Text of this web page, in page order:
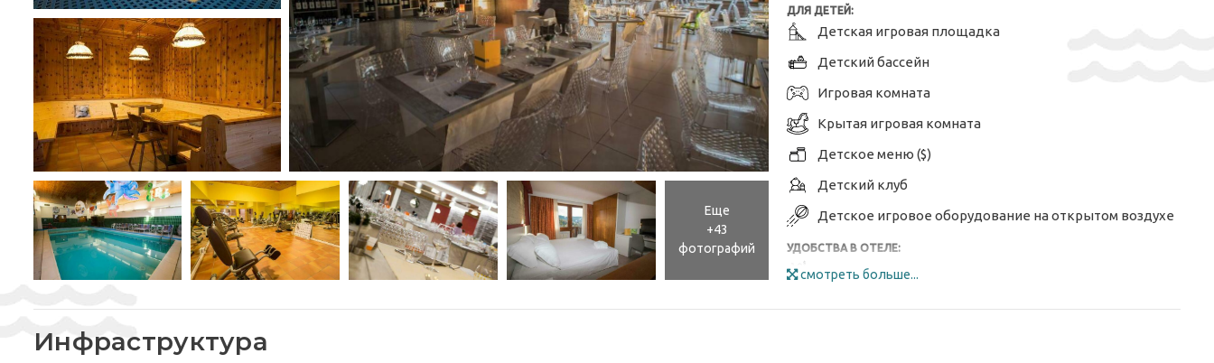
Еще
+43
фотографий
ДЛЯ ДЕТЕЙ:
Детская игровая площадка
Детский бассейн
Игровая комната
Крытая игровая комната
Детское меню ($)
Детский клуб
Детское игровое оборудование на открытом воздухе
УДОБСТВА В ОТЕЛЕ:
Бар
смотреть больше...
Инфраструктура